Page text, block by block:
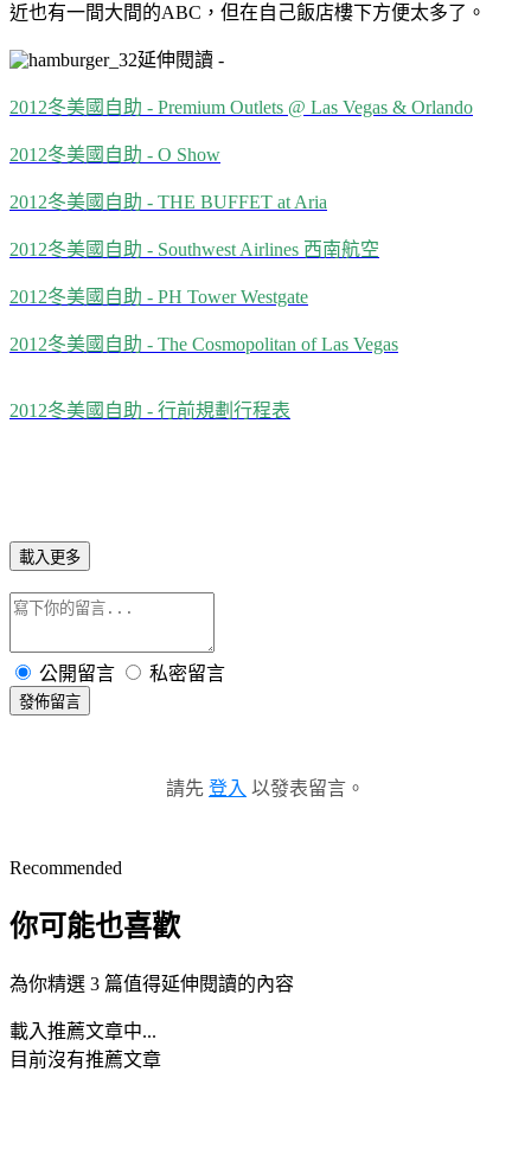
近也有一間大間的ABC，但在自己飯店樓下方便太多了。
延伸閱讀 -
2012冬美國自助 - Premium Outlets @ Las Vegas & Orlando
2012冬美國自助 - O Show
2012冬美國自助 - THE BUFFET at Aria
2012冬美國自助 - Southwest Airlines 西南航空
2012冬美國自助 - PH Tower Westgate
2012冬美國自助 - The Cosmopolitan of Las Vegas
2012冬美國自助 - 行前規劃行程表
載入更多
公開留言 私密留言
發佈留言
請先 登入 以發表留言。
Recommended
你可能也喜歡
為你精選 3 篇值得延伸閱讀的內容
載入推薦文章中...
目前沒有推薦文章